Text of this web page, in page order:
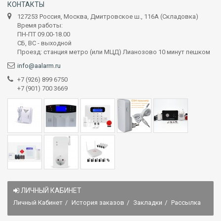
КОНТАКТЫ
127253 Россия, Москва, Дмитровское ш., 116А (Складовка)
Время работы:
ПН-ПТ 09.00-18.00
СБ, ВС - выходной
Проезд: станция метро (или МЦД) Лианозово 10 минут пешком
info@aalarm.ru
+7 (926) 899 6750
+7 (901) 700 3669
ЛИЧНЫЙ КАБИНЕТ
Личный Кабинет История заказов Закладки Рассылка